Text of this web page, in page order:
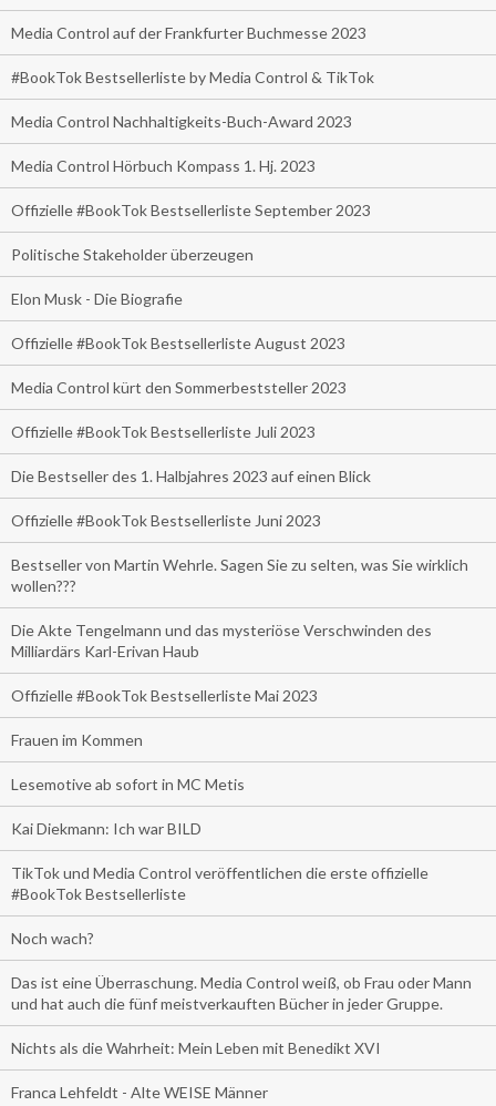
Media Control auf der Frankfurter Buchmesse 2023
#BookTok Bestsellerliste by Media Control & TikTok
Media Control Nachhaltigkeits-Buch-Award 2023
Media Control Hörbuch Kompass 1. Hj. 2023
Offizielle #BookTok Bestsellerliste September 2023
Politische Stakeholder überzeugen
Elon Musk - Die Biografie
Offizielle #BookTok Bestsellerliste August 2023
Media Control kürt den Sommerbeststeller 2023
Offizielle #BookTok Bestsellerliste Juli 2023
Die Bestseller des 1. Halbjahres 2023 auf einen Blick
Offizielle #BookTok Bestsellerliste Juni 2023
Bestseller von Martin Wehrle. Sagen Sie zu selten, was Sie wirklich
wollen???
Die Akte Tengelmann und das mysteriöse Verschwinden des
Milliardärs Karl-Erivan Haub
Offizielle #BookTok Bestsellerliste Mai 2023
Frauen im Kommen
Lesemotive ab sofort in MC Metis
Kai Diekmann: Ich war BILD
TikTok und Media Control veröffentlichen die erste offizielle
#BookTok Bestsellerliste
Noch wach?
Das ist eine Überraschung. Media Control weiß, ob Frau oder Mann
und hat auch die fünf meistverkauften Bücher in jeder Gruppe.
Nichts als die Wahrheit: Mein Leben mit Benedikt XVI
Franca Lehfeldt - Alte WEISE Männer